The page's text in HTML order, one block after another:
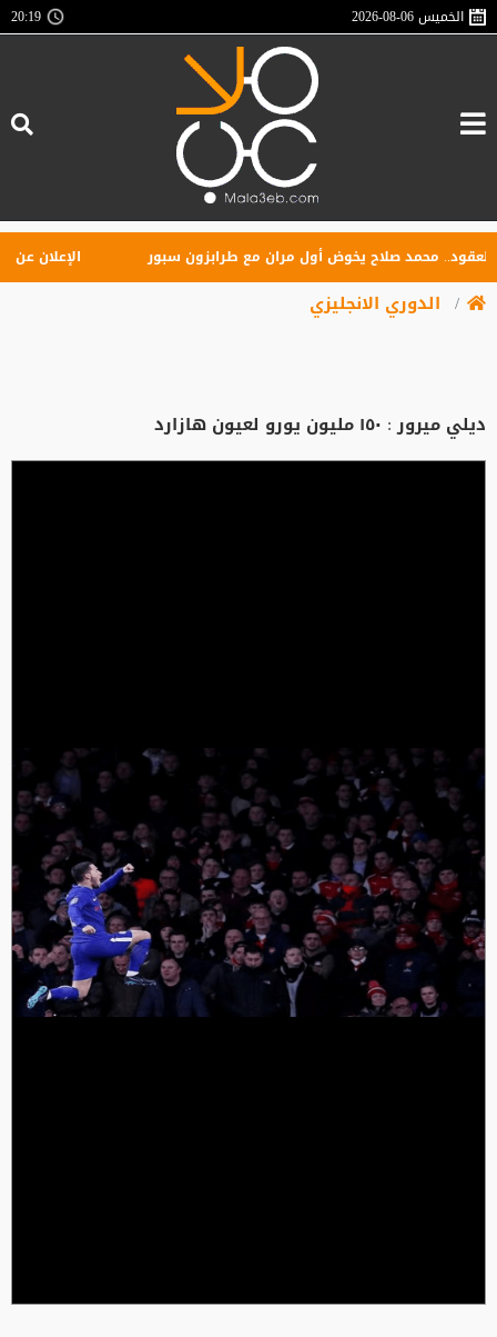
الخميس2026-08-06
20:19
محمد صلاح يخوض أول مران مع طرابزون سبور الإعلان عن
الدوري الانجليزي
ديلي ميرور : ١٥٠ مليون يورو لعيون هازارد